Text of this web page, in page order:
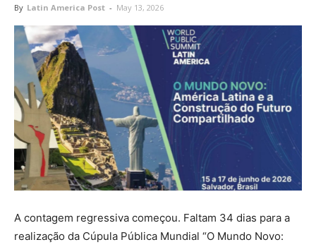
By Latin America Post - May 13, 2026
A contagem regressiva começou. Faltam 34 dias para a
realização da Cúpula Pública Mundial “O Mundo Novo: